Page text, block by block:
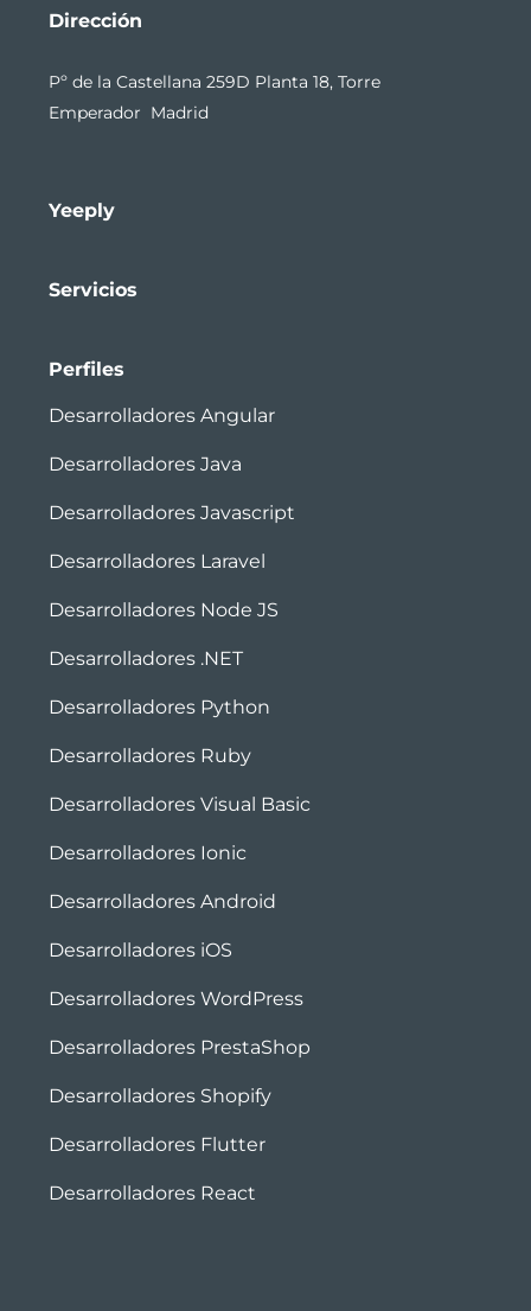
Dirección
Pº de la Castellana 259D Planta 18, Torre
Emperador Madrid
Yeeply
Servicios
Perfiles
Desarrolladores Angular
Desarrolladores Java
Desarrolladores Javascript
Desarrolladores Laravel
Desarrolladores Node JS
Desarrolladores .NET
Desarrolladores Python
Desarrolladores Ruby
Desarrolladores Visual Basic
Desarrolladores Ionic
Desarrolladores Android
Desarrolladores iOS
Desarrolladores WordPress
Desarrolladores PrestaShop
Desarrolladores Shopify
Desarrolladores Flutter
Desarrolladores React